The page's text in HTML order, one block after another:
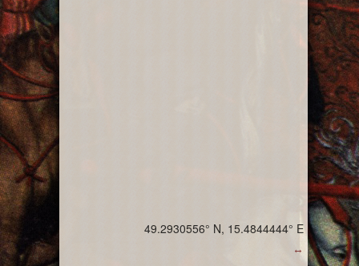
↔
49.2930556° N, 15.4844444° E